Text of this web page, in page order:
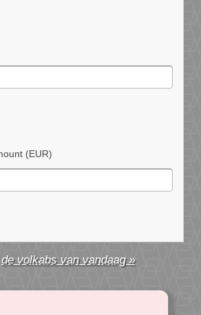
(EUR)
de volkabs van vandaag »